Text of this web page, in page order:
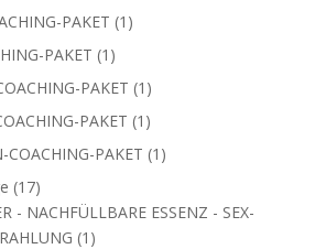
PAKET 1 1
PAKET 1 1
Produkt
PAKET 1 1
Produkt
PAKET 1 1
Produkt
COACHING-PAKET 1 1
1717
Produkte
- NACHFÜLLBARE ESSENZ - SEX-
1 1